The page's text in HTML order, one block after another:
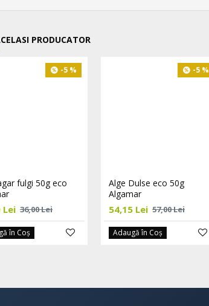
-5 %
cu ciuperci
bio 100g Algamar
53,00 Lei
în Coş
-5 %
Alge nori eco 50g Algamar
62,70 Lei
Adaugă în Coş
PRODUCATOR
-5 %
fulgi 50g eco
Lei 36,00 Lei
în Coş
-5 %
Alge Dulse eco 50g
Algamar
54,15 Lei 57,00 Lei
Adaugă în Coş